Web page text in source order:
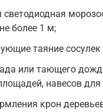
более 1 м;
таяние сосулек
или тающего
навесов для
крон